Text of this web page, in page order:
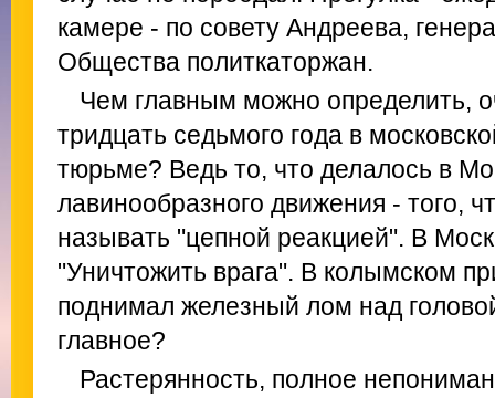
камере - по совету Андреева,
Общества политкаторжан.
Чем главным можно определить,
тридцать седьмого года в
тюрьме? Ведь то, что делалось в
лавинообразного движения - того,
называть "цепной реакцией". В
"Уничтожить врага". В колымском
поднимал железный лом над
главное?
Растерянность, полное